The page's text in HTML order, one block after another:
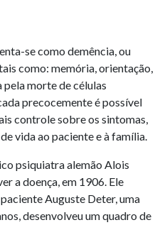
se como demência, ou
como: memória, orientação,
pela morte de células
precocemente é possível
controle sobre os sintomas,
vida ao paciente e à família.
psiquiatra alemão Alois
a doença, em 1906. Ele
Auguste Deter, uma
desenvolveu um quadro de